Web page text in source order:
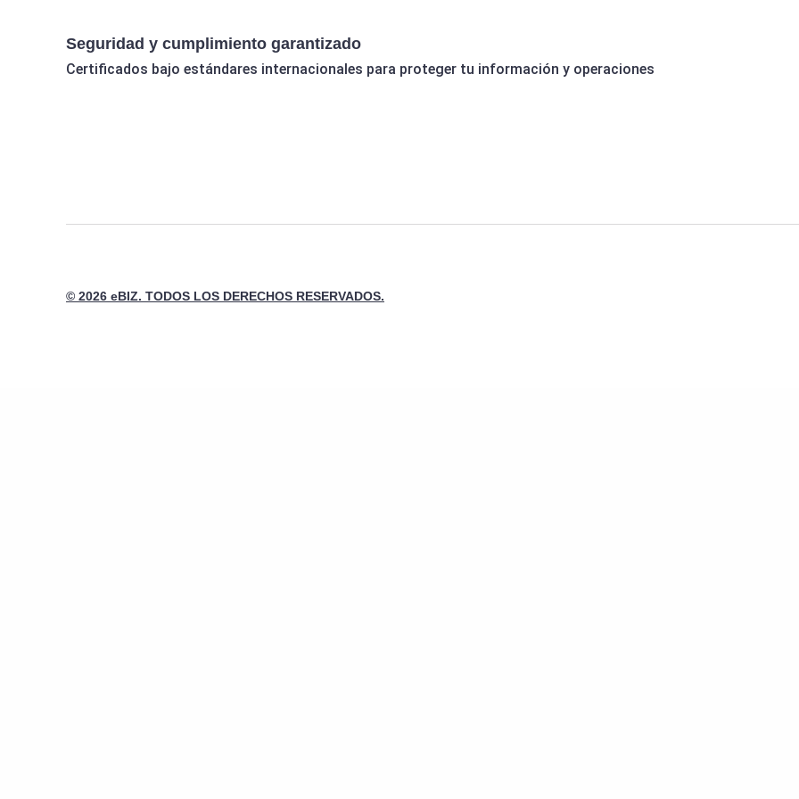
Seguridad y cumplimiento garantizado
Certificados bajo estándares internacionales para proteger tu información y operaciones
© 2026 eBIZ. TODOS LOS DERECHOS RESERVADOS.